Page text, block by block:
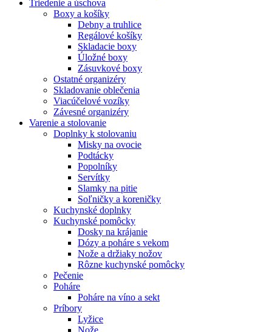
Triedenie a úschova
Boxy a košíky
Debny a truhlice
Regálové košíky
Skladacie boxy
Úložné boxy
Zásuvkové boxy
Ostatné organizéry
Skladovanie oblečenia
Viacúčelové vozíky
Závesné organizéry
Varenie a stolovanie
Doplnky k stolovaniu
Misky na ovocie
Podtácky
Popolníky
Servítky
Slamky na pitie
Soľničky a koreničky
Kuchynské doplnky
Kuchynské pomôcky
Dosky na krájanie
Dózy a poháre s vekom
Nože a držiaky nožov
Rôzne kuchynské pomôcky
Pečenie
Poháre
Poháre na víno a sekt
Príbory
Lyžice
Nože